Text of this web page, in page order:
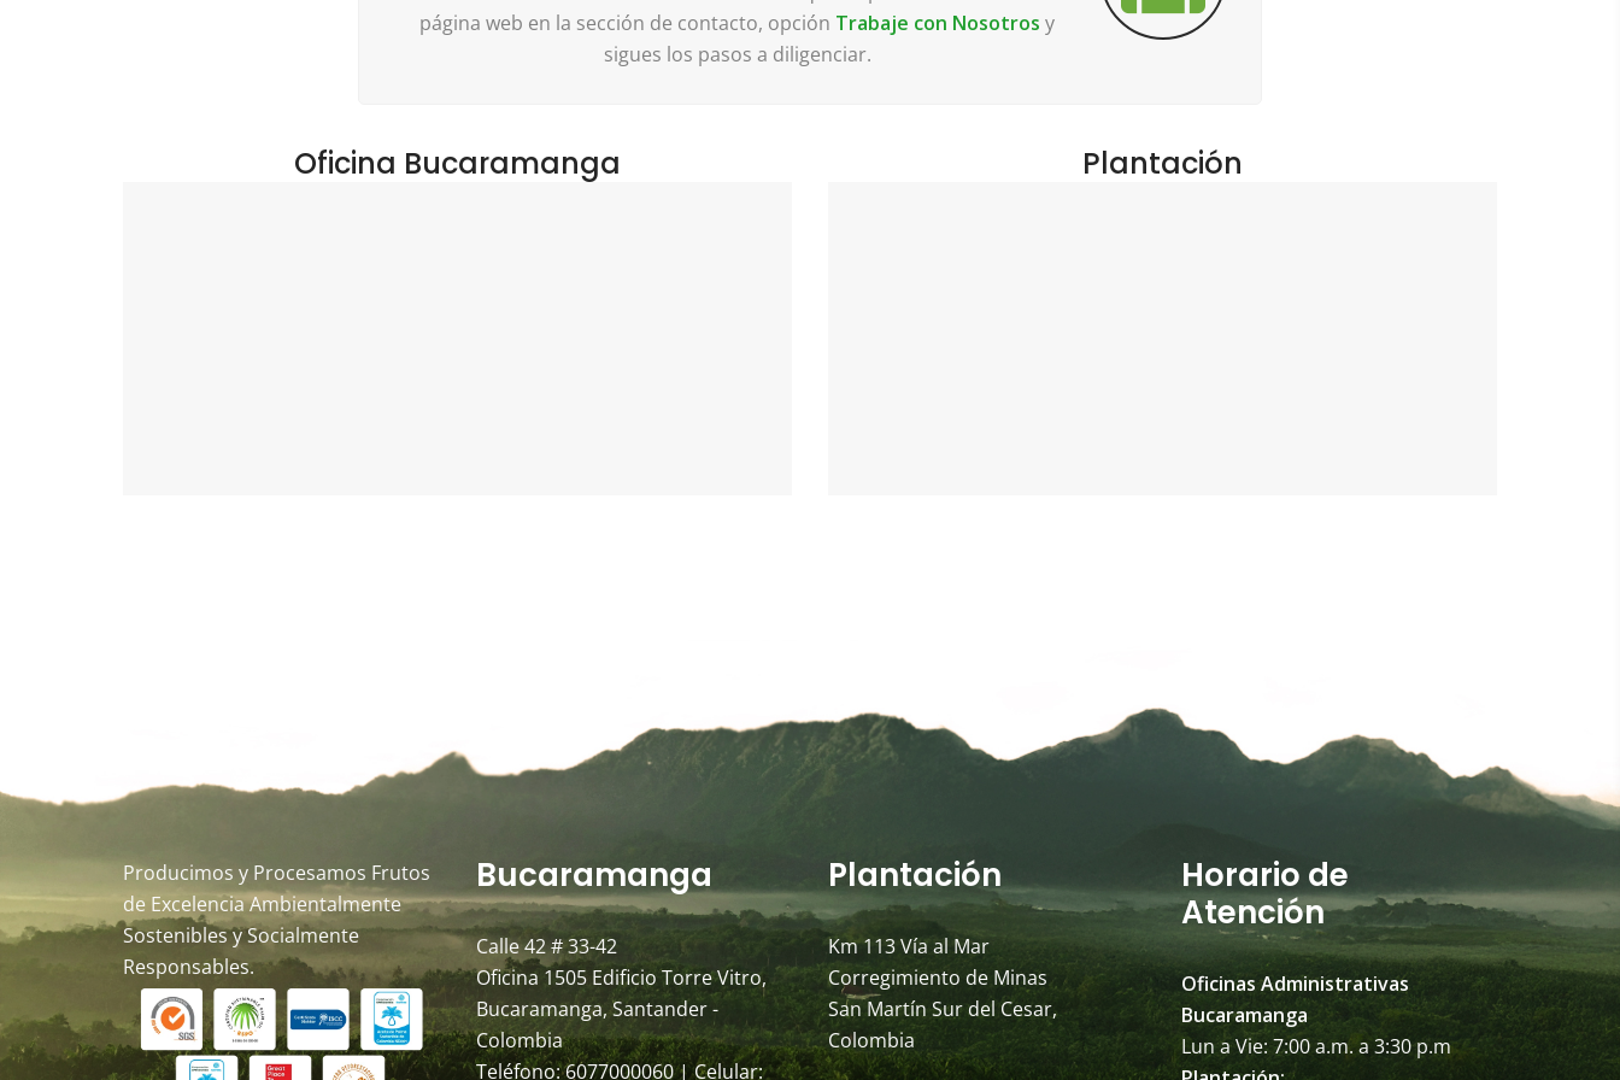
página web en la sección de contacto, opción Trabaje con Nosotros y
sigues los pasos a diligenciar.
Oficina Bucaramanga Plantación
Producimos y Procesamos Frutos
de Excelencia Ambientalmente
Sostenibles y Socialmente
Responsables.
Bucaramanga
Calle 42 # 33-42
Oficina 1505 Edificio Torre Vitro,
Bucaramanga, Santander -
Colombia
Teléfono: 6077000060 | Celular:
Plantación
Km 113 Vía al Mar
Corregimiento de Minas
San Martín Sur del Cesar,
Colombia
Horario de
Atención
Oficinas Administrativas
Bucaramanga
Lun a Vie: 7:00 a.m. a 3:30 p.m